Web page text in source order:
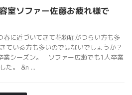
室ソファー佐藤お疲れ様で
春に近づいてきて花粉症がつらい方も多
ている方も多いのではないでしょうか？
業シーズン。 ソファー広瀬でも1人卒業
た。 &n ...